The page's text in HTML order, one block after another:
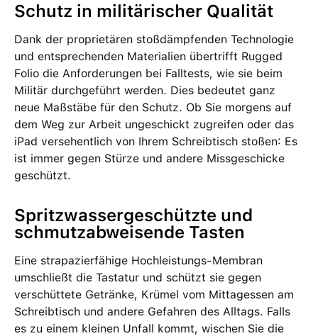
Schutz in militärischer Qualität
Dank der proprietären stoßdämpfenden Technologie
und entsprechenden Materialien übertrifft Rugged
Folio die Anforderungen bei Falltests, wie sie beim
Militär durchgeführt werden. Dies bedeutet ganz
neue Maßstäbe für den Schutz. Ob Sie morgens auf
dem Weg zur Arbeit ungeschickt zugreifen oder das
iPad versehentlich von Ihrem Schreibtisch stoßen: Es
ist immer gegen Stürze und andere Missgeschicke
geschützt.
Spritzwassergeschützte und
schmutzabweisende Tasten
Eine strapazierfähige Hochleistungs-Membran
umschließt die Tastatur und schützt sie gegen
verschüttete Getränke, Krümel vom Mittagessen am
Schreibtisch und andere Gefahren des Alltags. Falls
es zu einem kleinen Unfall kommt, wischen Sie die